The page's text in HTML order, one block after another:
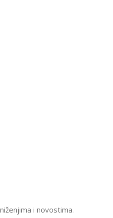
i novostima.